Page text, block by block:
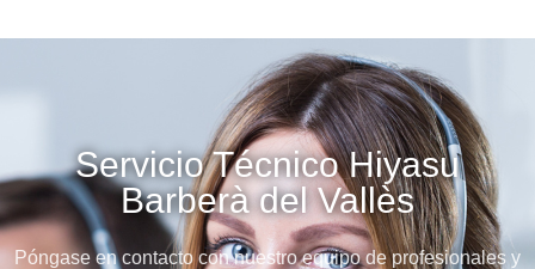
Servicio Técnico Hiyasu
Barberà del Vallès
Póngase en contacto con nuestro equipo de profesionales y